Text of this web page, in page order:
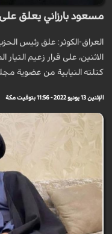
مسعود بارزاني يعلق على
العراق-الكوثر: علق رئيس
الاثنين، على قرار زعيم
كتلته النيابية من عضوية
الإثنين 13 يونيو 2022 - 11:56 بتوقيت مكة